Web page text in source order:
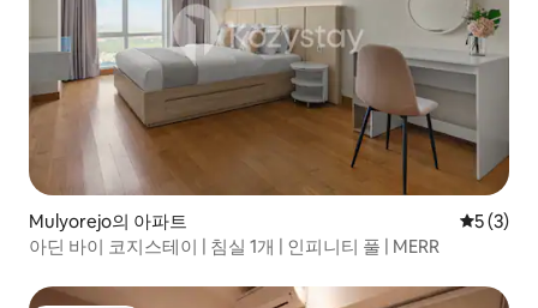
Mulyorejo의 아파트 평점 5점
5 (3)
아딘 바이 코지스테이 | 침실 1개 | 인피니티 풀 | MERR